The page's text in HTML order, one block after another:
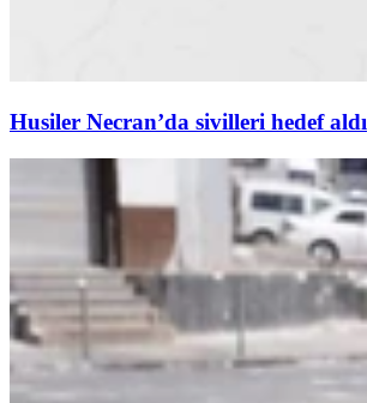
Husiler Necran’da sivilleri hedef aldı